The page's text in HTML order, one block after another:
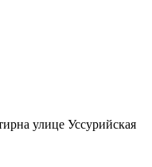
улице Уссурийская